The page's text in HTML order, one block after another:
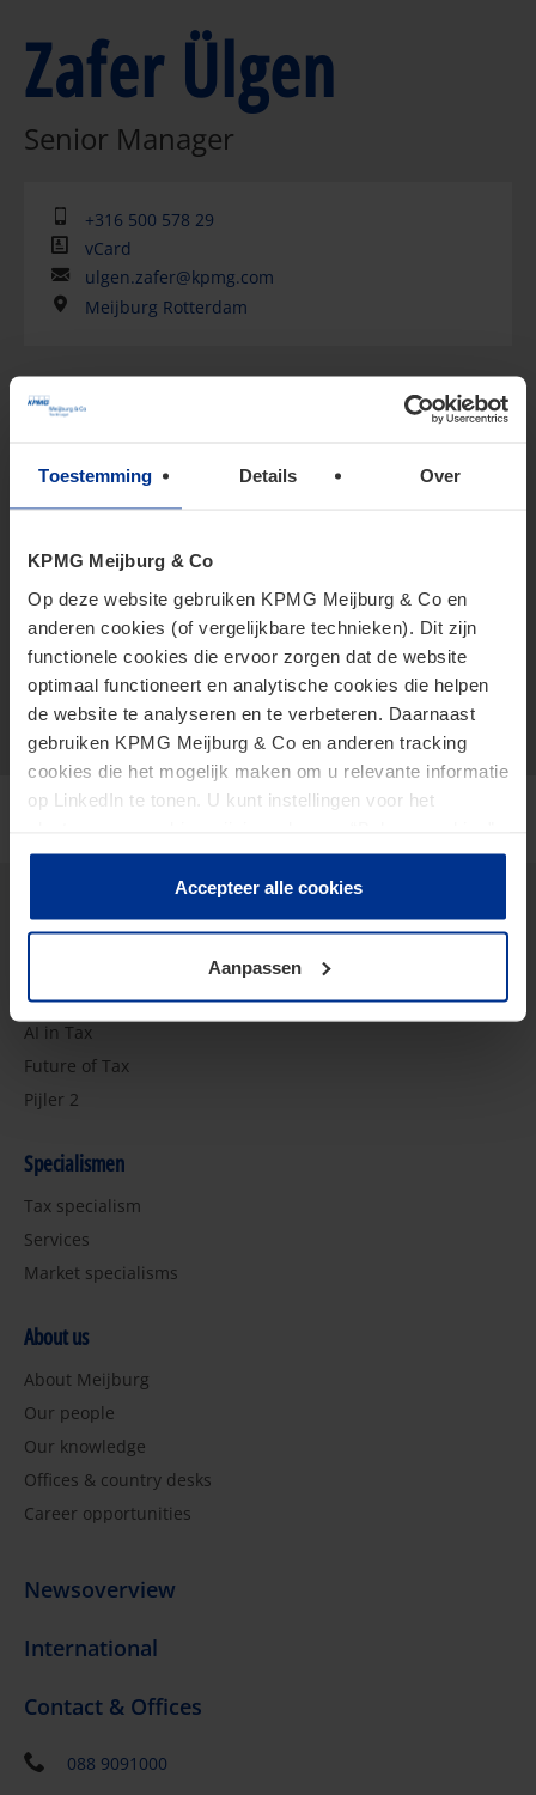
Toestemming Details Over
KPMG Meijburg & Co
Op deze website gebruiken KPMG Meijburg & Co en
anderen cookies (of vergelijkbare technieken). Dit zijn
functionele cookies die ervoor zorgen dat de website
optimaal functioneert en analytische cookies die helpen
de website te analyseren en te verbeteren. Daarnaast
gebruiken KPMG Meijburg & Co en anderen tracking
cookies die het mogelijk maken om u relevante informatie
op LinkedIn te tonen. U kunt instellingen voor het
te klikken. Als u op “Accepteer alle cookies” klikt, geeft u
toestemming voor het gebruik van alle cookies. Deze
toestemming kunt u altijd weer intrekken.
Accepteer alle cookies
Aanpassen
Zafer Ülgen
Senior Manager
+316 500 578 29
vCard
ulgen.zafer@kpmg.com
Meijburg Rotterdam
Specialisms
International tax law
Dividend tax
Mergers & Aquisitions
Market sectors
Corporate Clients
Show more
2026 Tax Plan
AI in Tax
Future of Tax
Pijler 2
Specialismen
Tax specialism
Services
Market specialisms
About us
About Meijburg
Our people
Our knowledge
Offices & country desks
Career opportunities
Newsoverview
International
Contact & Offices
088 9091000